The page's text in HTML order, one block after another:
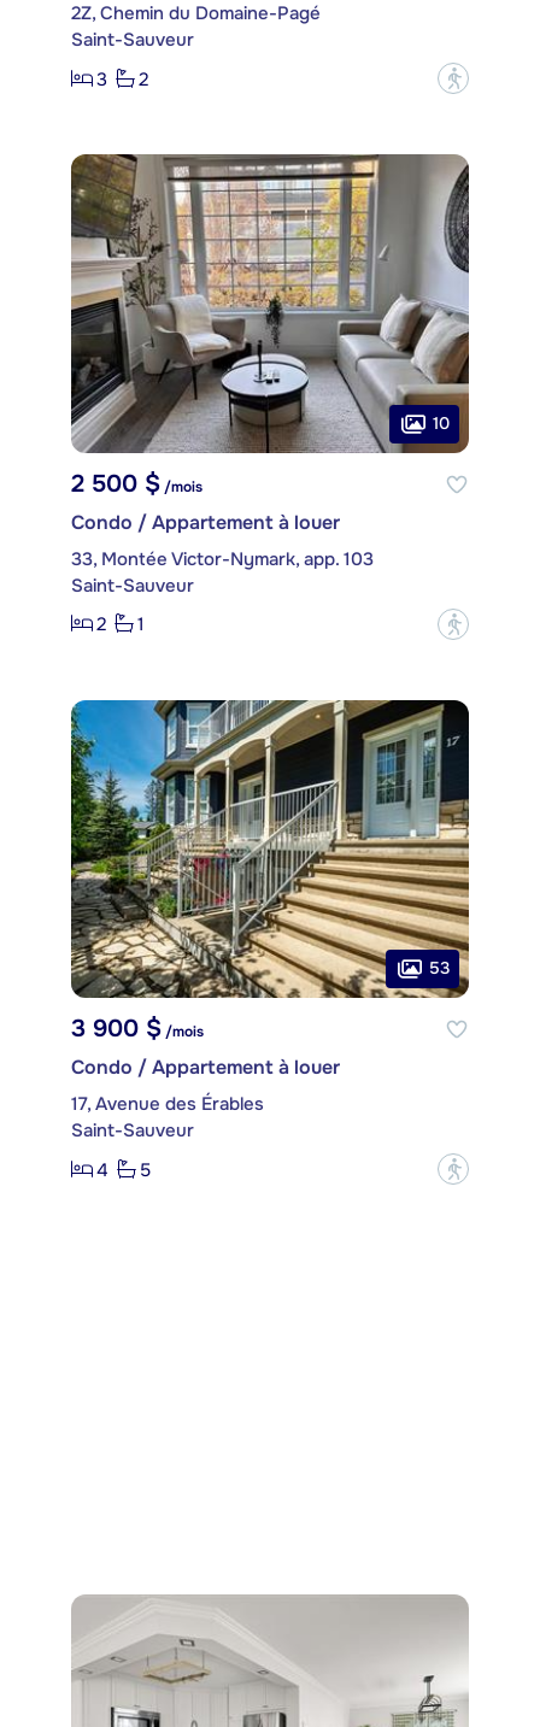
2Z, Chemin du Domaine-Pagé
Saint-Sauveur
3
2 ?
10
2 500 $ /mois
Condo / Appartement à louer
33, Montée Victor-Nymark, app. 103
Saint-Sauveur
2
1 ?
53
3 900 $/mois
Condo / Appartement à louer
17, Avenue des Érables
Saint-Sauveur
4
5 ?